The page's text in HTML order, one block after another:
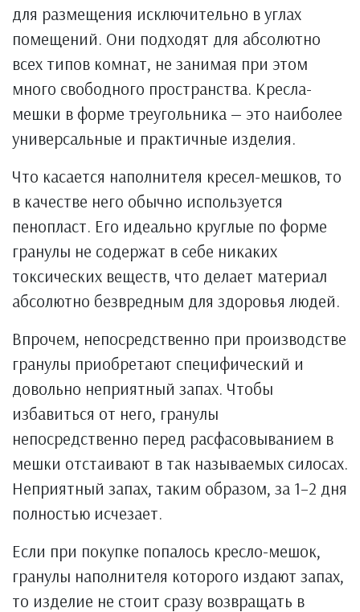
для размещения исключительно в углах
помещений. Они подходят для абсолютно
всех типов комнат, не занимая при этом
много свободного пространства. Кресла-
мешки в форме треугольника — это наиболее
универсальные и практичные изделия.
Что касается наполнителя кресел-мешков, то
в качестве него обычно используется
пенопласт. Его идеально круглые по форме
гранулы не содержат в себе никаких
токсических веществ, что делает материал
абсолютно безвредным для здоровья людей.
Впрочем, непосредственно при производстве
гранулы приобретают специфический и
довольно неприятный запах. Чтобы
избавиться от него, гранулы
непосредственно перед расфасовыванием в
мешки отстаивают в так называемых силосах.
Неприятный запах, таким образом, за 1–2 дня
полностью исчезает.
Если при покупке попалось кресло-мешок,
гранулы наполнителя которого издают запах,
то изделие не стоит сразу возвращать в